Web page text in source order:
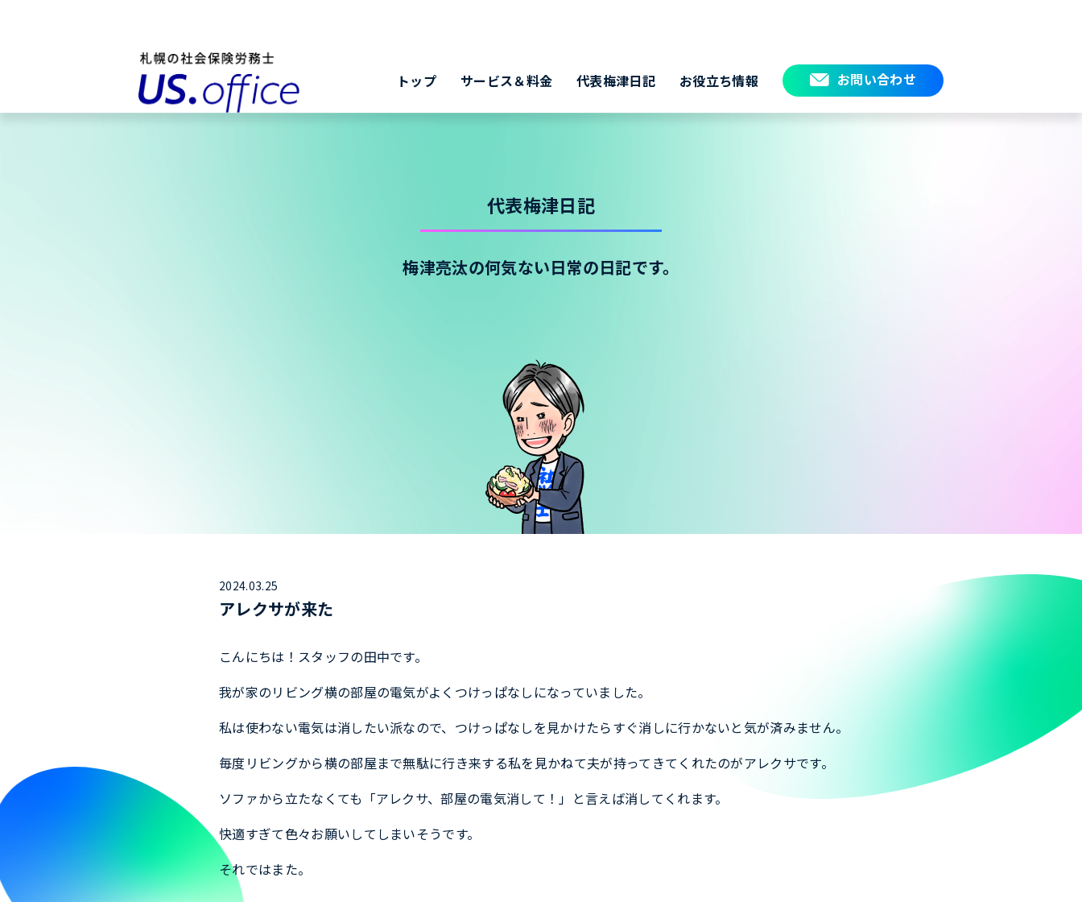
トップ サービス＆料金 代表梅津日記 お役立ち情報 お問い合わせ
代表梅津日記
梅津亮汰の何気ない日常の日記です。
2024.03.25
アレクサが来た
こんにちは！スタッフの田中です。
我が家のリビング横の部屋の電気がよくつけっぱなしになっていました。
私は使わない電気は消したい派なので、つけっぱなしを見かけたらすぐ消しに行かないと気が済みません。
毎度リビングから横の部屋まで無駄に行き来する私を見かねて夫が持ってきてくれたのがアレクサです。
ソファから立たなくても「アレクサ、部屋の電気消して！」と言えば消してくれます。
快適すぎて色々お願いしてしまいそうです。
それではまた。